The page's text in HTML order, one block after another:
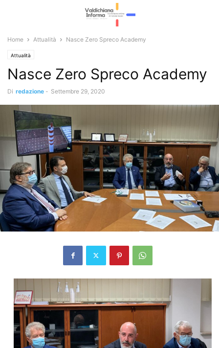
Home Attualità Nasce Zero Spreco Academy
Attualità
Nasce Zero Spreco Academy
Di redazione - Settembre 29, 2020